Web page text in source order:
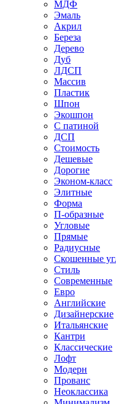
МДФ
Эмаль
Акрил
Береза
Дерево
Дуб
ЛДСП
Массив
Пластик
Шпон
Экошпон
С патиной
ДСП
Стоимость
Дешевые
Дорогие
Эконом-класс
Элитные
Форма
П-образные
Угловые
Прямые
Радиусные
Скошенные
Стиль
Современные
Евро
Английские
Дизайнерские
Итальянские
Кантри
Классические
Лофт
Модерн
Прованс
Неоклассика